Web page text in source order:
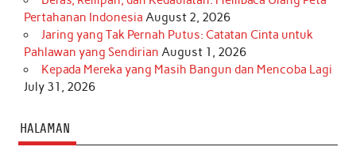
Pertahanan Indonesia August 2, 2026
Jaring yang Tak Pernah Putus: Catatan Cinta untuk
Pahlawan yang Sendirian August 1, 2026
Kepada Mereka yang Masih Bangun dan Mencoba Lagi
July 31, 2026
HALAMAN